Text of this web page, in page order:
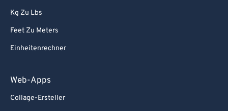
Kg Zu Lbs
Feet Zu Meters
Einheitenrechner
Web-Apps
Collage-Ersteller